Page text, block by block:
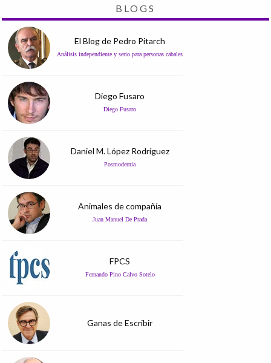
BLOGS
El Blog de Pedro Pitarch
Análisis independiente y serio para personas cabales
Diego Fusaro
Diego Fusaro
Daniel M. López Rodríguez
Posmodernia
Animales de compañía
Juan Manuel De Prada
FPCS
Fernando Pino Calvo Sotelo
Ganas de Escribir